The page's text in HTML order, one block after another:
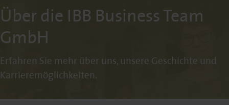
Über die IBB Business Team
GmbH
Erfahren Sie mehr über uns, unsere Geschichte und
Karrieremöglichkeiten.